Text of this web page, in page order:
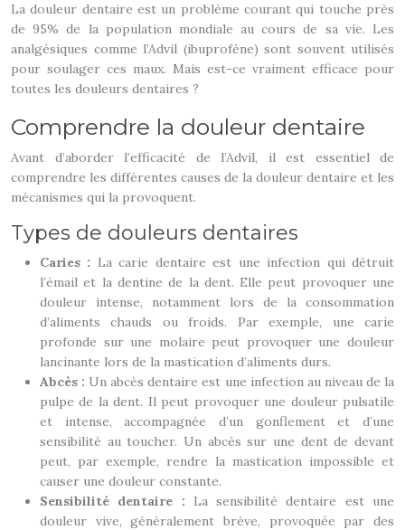
La douleur dentaire est un problème courant qui touche près
de 95% de la population mondiale au cours de sa vie. Les
analgésiques comme l’Advil (ibuprofène) sont souvent utilisés
pour soulager ces maux. Mais est-ce vraiment efficace pour
toutes les douleurs dentaires ?
Comprendre la douleur dentaire
Avant d’aborder l’efficacité de l’Advil, il est essentiel de
comprendre les différentes causes de la douleur dentaire et les
mécanismes qui la provoquent.
Types de douleurs dentaires
Caries : La carie dentaire est une infection qui détruit
l’émail et la dentine de la dent. Elle peut provoquer une
douleur intense, notamment lors de la consommation
d’aliments chauds ou froids. Par exemple, une carie
profonde sur une molaire peut provoquer une douleur
lancinante lors de la mastication d’aliments durs.
Abcès : Un abcès dentaire est une infection au niveau de la
pulpe de la dent. Il peut provoquer une douleur pulsatile
et intense, accompagnée d’un gonflement et d’une
sensibilité au toucher. Un abcès sur une dent de devant
peut, par exemple, rendre la mastication impossible et
causer une douleur constante.
Sensibilité dentaire : La sensibilité dentaire est une
douleur vive, généralement brève, provoquée par des